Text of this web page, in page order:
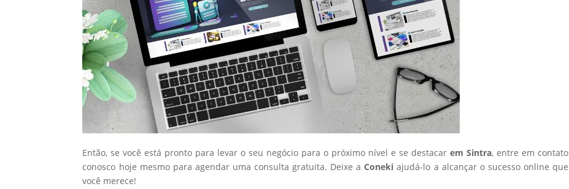
Então, se você está pronto para levar o seu negócio para o próximo nível e se destacarem Sintra, entre em contato
conosco hoje mesmo para agendar uma consulta gratuita. Deixe aConeki ajudá-lo a alcançar o sucesso online que
você merece!